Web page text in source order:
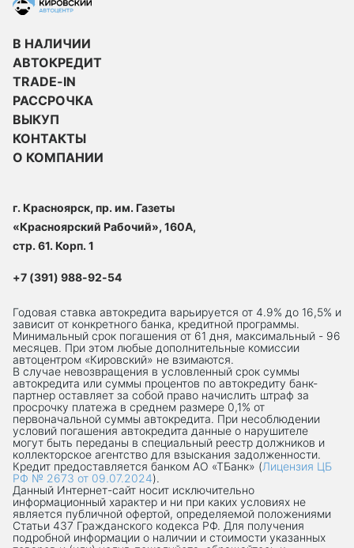
В НАЛИЧИИ
АВТОКРЕДИТ
TRADE-IN
РАССРОЧКА
ВЫКУП
КОНТАКТЫ
О КОМПАНИИ
г. Красноярск, пр. им. Газеты
«Красноярский Рабочий», 160А,
стр. 61. Корп. 1
+7 (391) 988-92-54
Годовая ставка автокредита варьируется от 4.9% до 16,5% и
зависит от конкретного банка, кредитной программы.
Минимальный срок погашения от 61 дня, максимальный - 96
месяцев. При этом любые дополнительные комиссии
автоцентром «Кировский» не взимаются.
В случае невозвращения в условленный срок суммы
автокредита или суммы процентов по автокредиту банк-
партнер оставляет за собой право начислить штраф за
просрочку платежа в среднем размере 0,1% от
первоначальной суммы автокредита. При несоблюдении
условий погашения автокредита данные о нарушителе
могут быть переданы в специальный реестр должников и
коллекторское агентство для взыскания задолженности.
Кредит предоставляется банком АО «ТБанк» (Лицензия ЦБ
РФ № 2673 от 09.07.2024).
Данный Интернет-сaйт носит исключительно
информационный характер и ни при каких условиях не
является публичной офертой, определяемой положениями
Статьи 437 Гражданского кодекса РФ. Для получения
подробной информации о наличии и стоимости указанных